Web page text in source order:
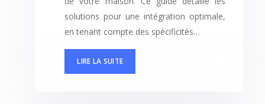
solutions pour une intégration optimale,
en tenant compte des spécificités…
LIRE LA SUITE